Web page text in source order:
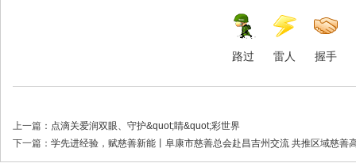
路过 雷人 握手
上一篇： 点滴关爱润双眼、守护&quot;睛&quot;彩世界
下一篇： 学先进经验，赋慈善新能丨阜康市慈善总会赴昌吉州交流 共推区域慈善